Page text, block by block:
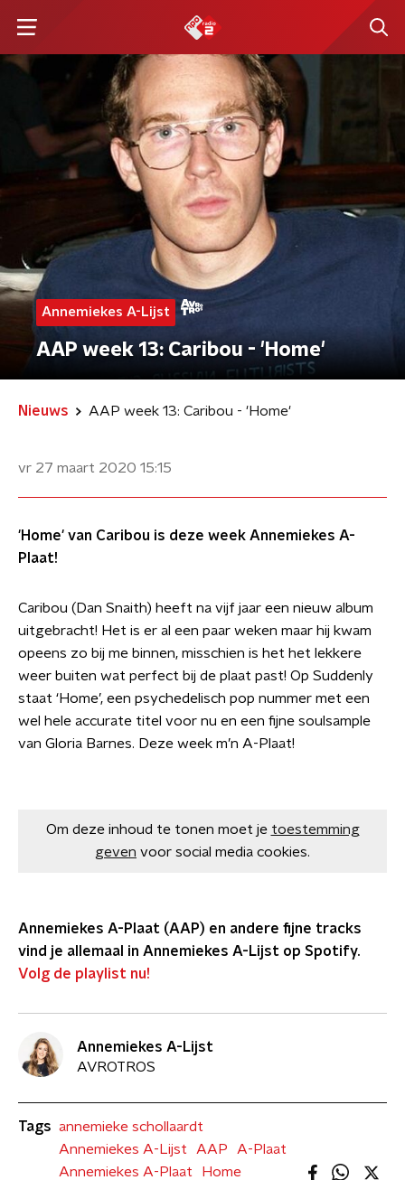
Annemiekes A-Lijst
AAP week 13: Caribou - 'Home'
Nieuws AAP week 13: Caribou - 'Home'
vr 27 maart 2020 15:15
'Home' van Caribou is deze week Annemiekes A-
Plaat!
Caribou (Dan Snaith) heeft na vijf jaar een nieuw album
uitgebracht! Het is er al een paar weken maar hij kwam
opeens zo bij me binnen, misschien is het het lekkere
weer buiten wat perfect bij de plaat past! Op Suddenly
staat ‘Home’, een psychedelisch pop nummer met een
wel hele accurate titel voor nu en een fijne soulsample
van Gloria Barnes. Deze week m’n A-Plaat!
Om deze inhoud te tonen moet je toestemming
geven voor social media cookies.
Annemiekes A-Plaat (AAP) en andere fijne tracks
vind je allemaal in Annemiekes A-Lijst op Spotify.
Volg de playlist nu!
Annemiekes A-Lijst
AVROTROS
Tags annemieke schollaardt
Annemiekes A-Lijst
AAP
A-Plaat
Annemiekes A-Plaat
Home